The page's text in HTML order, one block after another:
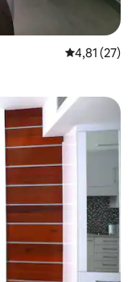
Gemiddelde
4,81 (27)